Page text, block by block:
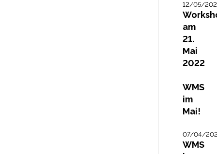
12/05/
am
21.
Mai
2022
WMS
im
Mai!
07/04/
WMS